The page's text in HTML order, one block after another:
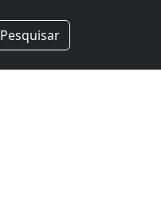
Pesquisar